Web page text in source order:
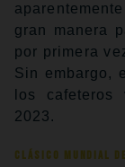
gran manera
por primera
Sin embargo,
los
2023.
Clásico Mundial